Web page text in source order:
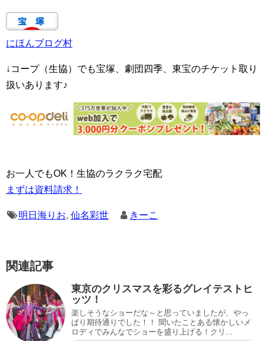
にほんブログ村
↓コープ（生協）でも宝塚、劇団四季、東宝のチケット取り
扱いあります♪
お一人でもOK！生協のラクラク宅配
まずは資料請求！
明日海りお, 仙名彩世 きーこ
関連記事
東京のクリスマスを彩るグレイテストヒ
ッツ！
楽しそうなショーだな～と思っていましたが、やっ
ぱり期待通りでした！！ 聞いたことある懐かしいメ
ロディでみんなでショーを盛り上げる！クリ...